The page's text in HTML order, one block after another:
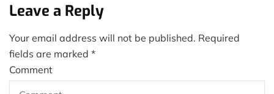
Leave a Reply
Your email address will not be published. Required
fields are marked *
Comment